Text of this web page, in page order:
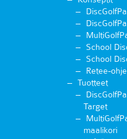
School
School
Retee-
Tuotteet
Target
maalikori